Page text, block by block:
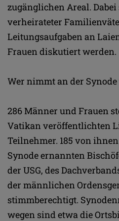
zugänglichen Areal.
verheirateter
Leitungsaufgaben an
Frauen diskutiert werden.
Wer nimmt an der Synode
286 Männer und Frauen
Vatikan veröffentlichten
Teilnehmer. 185 von
Synode ernannten
der USG, des
der männlichen
stimmberechtigt.
wegen sind etwa die